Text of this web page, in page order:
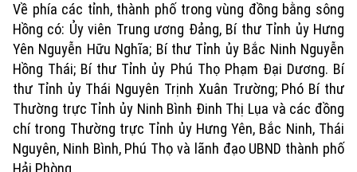
Về phía các tỉnh, thành phố trong vùng đồng bằng sông
Hồng có: Ủy viên Trung ương Đảng, Bí thư Tỉnh ủy Hưng
Yên Nguyễn Hữu Nghĩa; Bí thư Tỉnh ủy Bắc Ninh Nguyễn
Hồng Thái; Bí thư Tỉnh ủy Phú Thọ Phạm Đại Dương. Bí
thư Tỉnh ủy Thái Nguyên Trịnh Xuân Trường; Phó Bí thư
Thường trực Tỉnh ủy Ninh Bình Đinh Thị Lụa và các đồng
chí trong Thường trực Tỉnh ủy Hưng Yên, Bắc Ninh, Thái
Nguyên, Ninh Bình, Phú Thọ và lãnh đạo UBND thành phố
Hải Phòng.